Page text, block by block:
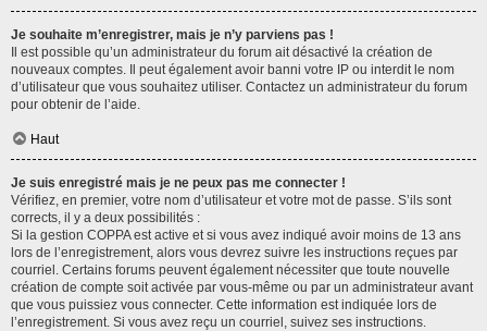
Je souhaite m’enregistrer, mais je n’y parviens pas !
Il est possible qu’un administrateur du forum ait désactivé la création de
nouveaux comptes. Il peut également avoir banni votre IP ou interdit le nom
d’utilisateur que vous souhaitez utiliser. Contactez un administrateur du forum
pour obtenir de l’aide.
Haut
Je suis enregistré mais je ne peux pas me connecter !
Vérifiez, en premier, votre nom d’utilisateur et votre mot de passe. S’ils sont
corrects, il y a deux possibilités :
Si la gestion COPPA est active et si vous avez indiqué avoir moins de 13 ans
lors de l’enregistrement, alors vous devrez suivre les instructions reçues par
courriel. Certains forums peuvent également nécessiter que toute nouvelle
création de compte soit activée par vous-même ou par un administrateur avant
que vous puissiez vous connecter. Cette information est indiquée lors de
l’enregistrement. Si vous avez reçu un courriel, suivez ses instructions.